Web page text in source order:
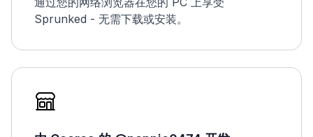
Sprunked - 无需下载或安装。